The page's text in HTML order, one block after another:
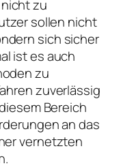
zu
sollen nicht
sich sicher
ist es auch
zu
zuverlässig
Bereich
an das
vernetzten